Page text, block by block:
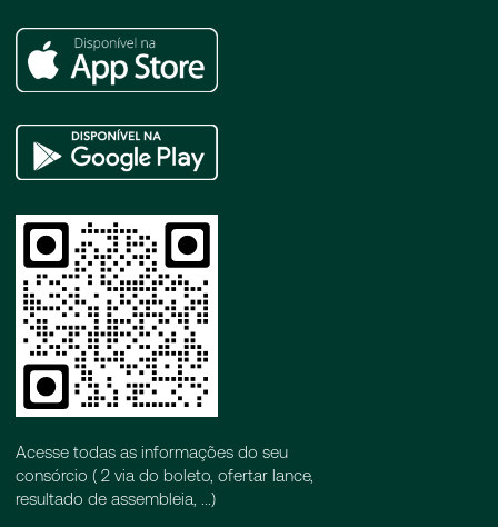
Apple
Acesse todas as informações do seu
consórcio ( 2 via do boleto, ofertar lance,
resultado de assembleia, ...)